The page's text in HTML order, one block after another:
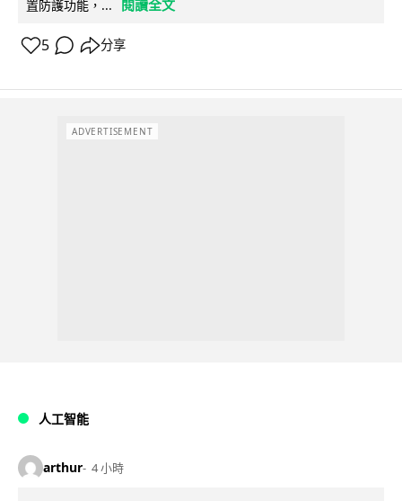
置防護功能，... 閱讀全文
5 分享
ADVERTISEMENT
人工智能
arthur 4 小時